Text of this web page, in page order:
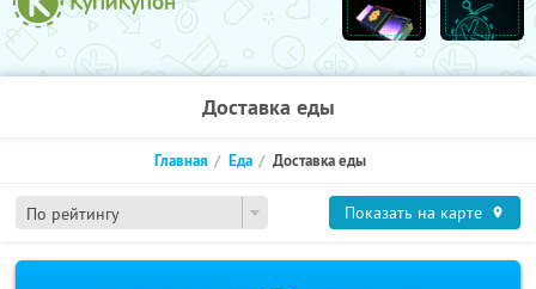
Доставка еды
По рейтингу
Главная Еда Доставка еды
Показать на карте